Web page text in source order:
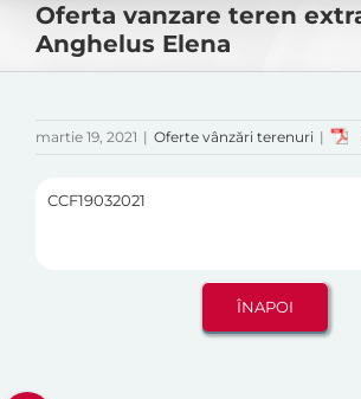
Oferta vanzare teren
Anghelus Elena
martie 19, 2021 | Oferte vânzări terenuri |
CCF19032021